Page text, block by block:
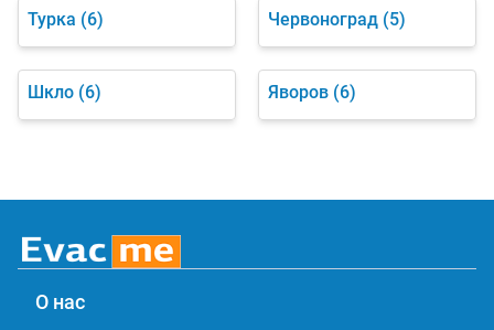
Турка (6) Червоноград (5)
Шкло (6) Яворов (6)
О нас